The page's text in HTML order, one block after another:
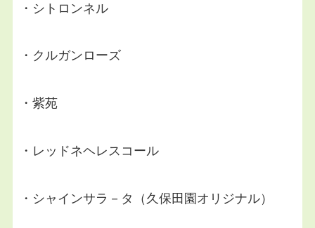
・シトロンネル
・クルガンローズ
・紫苑
・レッドネヘレスコール
・シャインサラ－タ（久保田園オリジナル）